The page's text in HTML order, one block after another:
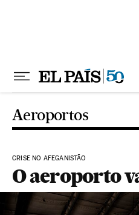
Aeroportos
CRISE NO AFEGANISTÃO
O aeroporto